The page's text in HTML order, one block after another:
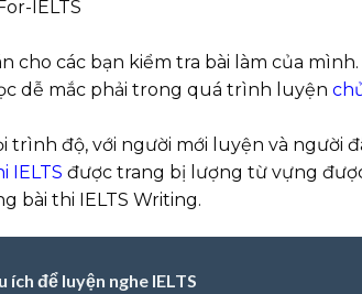
cho các bạn kiểm tra bài làm của
dễ mắc phải trong quá trình luyện
trình độ, với người mới luyện và người
IELTS được trang bị lượng từ vựng
bài thi IELTS Writing.
để luyện nghe IELTS